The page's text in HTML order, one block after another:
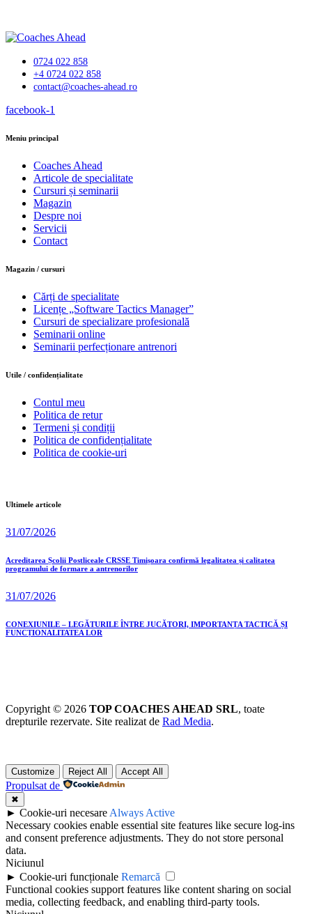
0724 022 858
+4 0724 022 858
contact@coaches-ahead.ro
facebook-1
Meniu principal
Coaches Ahead
Articole de specialitate
Cursuri și seminarii
Magazin
Despre noi
Servicii
Contact
Magazin / cursuri
Cărți de specialitate
Licențe „Software Tactics Manager”
Cursuri de specializare profesională
Seminarii online
Seminarii perfecționare antrenori
Utile / confidențialitate
Contul meu
Politica de retur
Termeni și condiții
Politica de confidențialitate
Politica de cookie-uri
Ultimele articole
31/07/2026
Acreditarea Școlii Postliceale CRSSE Timișoara confirmă legalitatea și calitatea
programului de formare a antrenorilor
31/07/2026
CONEXIUNILE – LEGĂTURILE ÎNTRE JUCĂTORI, IMPORTANȚA TACTICĂ ȘI
FUNCȚIONALITATEA LOR
Copyright © 2026 TOP COACHES AHEAD SRL, toate
drepturile rezervate. Site realizat de Rad Media.
Customize Reject All Accept All
Propulsat de
✖
► Cookie-uri necesare Always Active
Necessary cookies enable essential site features like secure log-ins
and consent preference adjustments. They do not store personal
data.
Niciunul
► Cookie-uri funcționale Remarcă
Functional cookies support features like content sharing on social
media, collecting feedback, and enabling third-party tools.